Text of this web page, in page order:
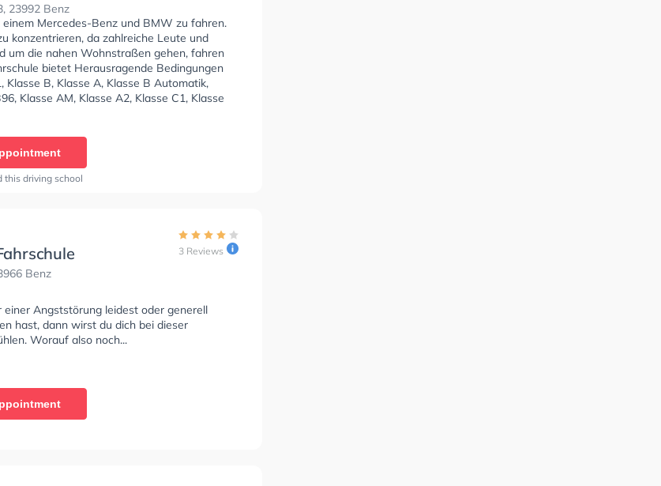
23992 Benz
Mercedes-Benz und BMW zu fahren.
konzentrieren, da zahlreiche Leute und
um die nahen Wohnstraßen gehen, fahren
bietet Herausragende Bedingungen
Klasse B, Klasse A, Klasse B Automatik,
Klasse AM, Klasse A2, Klasse C1, Klasse
CE und Mofa - Prüfbescheinigung zu
gut auf die theoretische Prüfung. In der
Sie können einen Termin online anfragen.
this driving school
Benz
3 Reviews
Angststörung leidest oder generell
hast, dann wirst du dich bei dieser
Worauf also noch...